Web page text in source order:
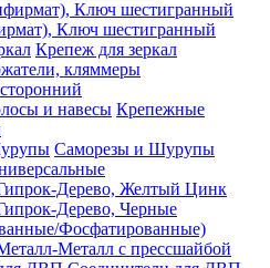
Ключ шестигранный
Крепеж для зеркал
кляммеры
Крепежные
Саморезы и Шурупы
Дерево, Желтый Цинк
Дерево, Черные
Фосфатированные)
Металл с прессшайбой